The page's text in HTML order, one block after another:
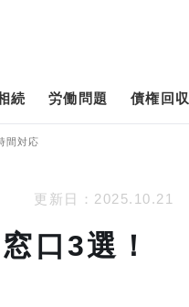
続 労働問題 債権回収
間対応
更新日： 2025.10.21
口3選！